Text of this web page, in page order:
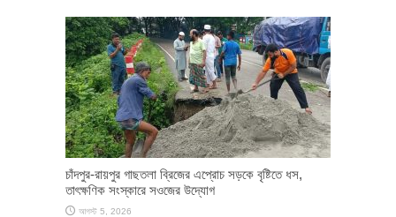
চাঁদপুর-রায়পুর গাছতলা ব্রিজের এপ্রোচ সড়কে বৃষ্টিতে ধস,
তাৎক্ষণিক সংস্কারে সওজের উদ্যোগ
আগস্ট 5, 2026